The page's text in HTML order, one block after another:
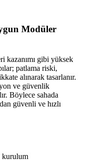
Modüler
kazanımı gibi yüksek
patlama riski,
alınarak tasarlanır.
ve güvenlik
Böylece sahada
güvenli ve hızlı
kurulum